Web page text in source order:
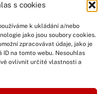
s cookies
k ukládání a/nebo
jako jsou soubory cookies.
zpracovávat údaje, jako je
na tomto webu. Nesouhlas
ovlivnit určité vlastnosti a